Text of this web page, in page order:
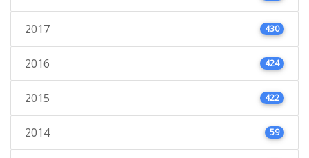
2017 430
2016 424
2015 422
2014 59